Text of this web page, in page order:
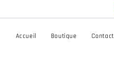
Accueil Boutique Contact